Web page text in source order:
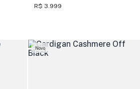
R$ 3.999
Novo